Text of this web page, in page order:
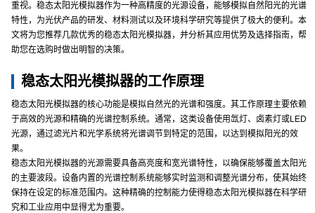
重视。稳态太阳光模拟器作为一种高精度的光源设备，能够模拟自然阳光的光谱
特性，为光伏产品的研发、材料测试以及环境科学研究等提供了极大的便利。本
文将为您推荐几款优秀的稳态太阳光模拟器，并分析其应用优势及选择指南，帮
助您在选购时做出明智的决策。
稳态太阳光模拟器的工作原理
稳态太阳光模拟器的核心功能是模拟自然光的光谱和强度。其工作原理主要依赖
于高效的光源和精确的光谱控制系统。通常，这类设备使用氙灯、卤素灯或LED
光源，通过滤光片和光学系统将光谱调节到特定的范围，以达到模拟阳光的效
果。
稳态太阳光模拟器的光源需要具备高亮度和宽光谱特性，以确保能够覆盖太阳光
的主要波段。设备内置的光谱控制系统能够实时监测和调整光谱分布，使其始终
保持在设定的标准范围内。这种精确的控制能力使得稳态太阳光模拟器在科学研
究和工业应用中显得尤为重要。